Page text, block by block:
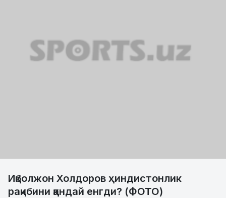
Иқболжон Холдоров ҳиндистонлик
рақибини қандай енгди? (ФОТО)